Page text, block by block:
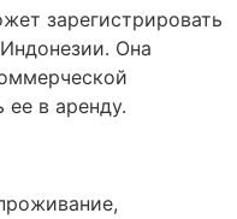
зарегистрировать
Она
в аренду.